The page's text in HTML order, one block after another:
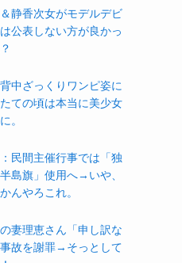
静香次女がモデルデビ
公表しない方が良かっ
中ざっくりワンピ姿に
ての頃は本当に美少女
。
民間主催行事では「独
島旗」使用へ→いや、
んやろこれ。
妻理恵さん「申し訳な
故を謝罪→そっとして